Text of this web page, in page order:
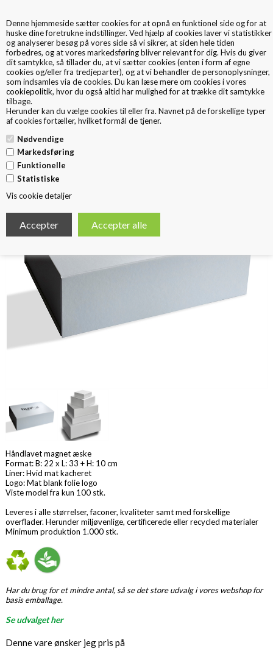
Denne hjemmeside sætter cookies for at opnå en funktionel side og for at
huske dine foretrukne indstillinger. Ved hjælp af cookies laver vi statistikker
og analyserer besøg på vores side så vi sikrer, at siden hele tiden
forbedres, og at vores markedsføring bliver relevant for dig. Hvis du giver
dit samtykke, så tillader du, at vi sætter cookies (enten i form af egne
cookies og/eller fra tredjeparter), og at vi behandler de personoplysninger,
som indsamles via de cookies. Du kan læse mere om cookies i vores
cookiepolitik, hvor du også altid har mulighed for at trække dit samtykke
tilbage.
Herunder kan du vælge cookies til eller fra. Navnet på de forskellige typer
af cookies fortæller, hvilket formål de tjener.
Nødvendige
Markedsføring
Funktionelle
Statistiske
Vis cookie detaljer
0
< Tilbage
Gaveæske til Branding
Håndlavet magnet æske
Format: B: 22 x L: 33 + H: 10 cm
Liner: Hvid mat kacheret
Logo: Mat blank folie logo
Viste model fra kun 100 stk.
Leveres i alle størrelser, faconer, kvaliteter samt med forskellige
overflader. Herunder miljøvenlige, certificerede eller recycled materialer
Minimum produktion 1.000 stk.
Har du brug for et mindre antal, så se det store udvalg i vores webshop for
basis emballage.
Se udvalget her
Denne vare ønsker jeg pris på